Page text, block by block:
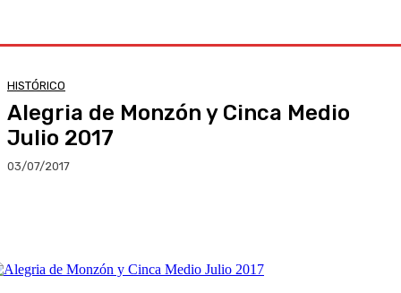
HISTÓRICO
Alegria de Monzón y Cinca Medio
Julio 2017
03/07/2017